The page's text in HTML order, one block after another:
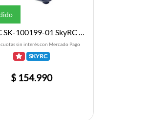
SKYRC SK-100199-01 SkyRC D100neo Dubbelladdare 2x100W 240VAC 12DC
cuotas sin interés con Mercado Pago
SKYRC
$ 154.990